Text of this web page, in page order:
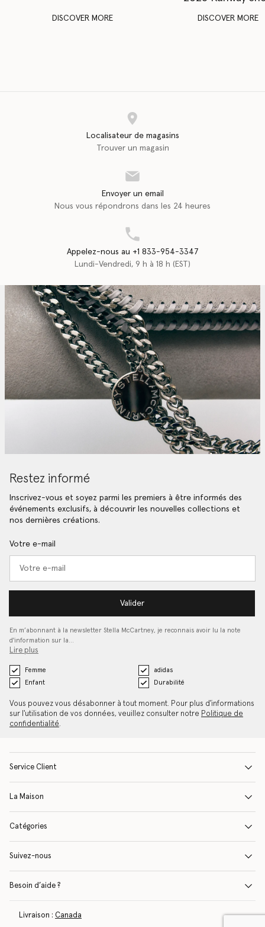
DISCOVER MORE DISCOVER MORE
Localisateur de magasins
Trouver un magasin
Envoyer un email
Nous vous répondrons dans les 24 heures
Appelez-nous au +1 833-954-3347
Lundi-Vendredi, 9 h à 18 h (EST)
Restez informé
Inscrivez-vous et soyez parmi les premiers à être informés des
événements exclusifs, à découvrir les nouvelles collections et
nos dernières créations.
Votre e-mail
Valider
En m’abonnant à la newsletter Stella McCartney, je reconnais avoir lu la note
d'information sur la…
Lire plus
Femme
adidas
Enfant
Durabilité
Vous pouvez vous désabonner à tout moment. Pour plus d'informations
sur l'utilisation de vos données, veuillez consulter notre Politique de
confidentialité.
Service Client
La Maison
Catégories
Suivez-nous
Besoin d’aide ?
Livraison : Canada